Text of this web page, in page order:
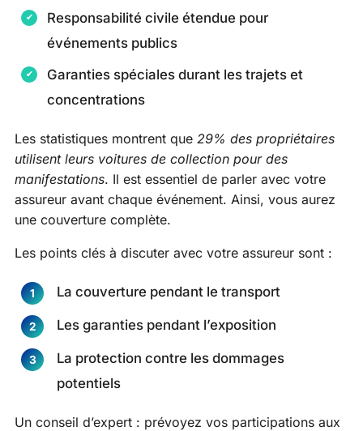
Responsabilité civile étendue pour
événements publics
Garanties spéciales durant les trajets et
concentrations
Les statistiques montrent que 29% des propriétaires
utilisent leurs voitures de collection pour des
manifestations. Il est essentiel de parler avec votre
assureur avant chaque événement. Ainsi, vous aurez
une couverture complète.
Les points clés à discuter avec votre assureur sont :
La couverture pendant le transport
Les garanties pendant l’exposition
La protection contre les dommages
potentiels
Un conseil d’expert : prévoyez vos participations aux